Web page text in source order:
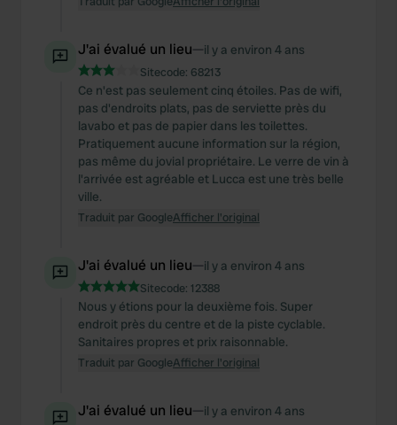
J'ai évalué un lieu—il y a environ 4 ans
Sitecode: 68213
Ce n'est pas seulement cinq étoiles. Pas de wifi,
pas d'endroits plats, pas de serviette près du
lavabo et pas de papier dans les toilettes.
Pratiquement aucune information sur la région,
pas même du jovial propriétaire. Le verre de vin à
l'arrivée est agréable et Lucca est une très belle
ville.
Traduit par GoogleAfficher l'original
J'ai évalué un lieu—il y a environ 4 ans
Sitecode: 12388
Nous y étions pour la deuxième fois. Super
endroit près du centre et de la piste cyclable.
Sanitaires propres et prix raisonnable.
Traduit par GoogleAfficher l'original
J'ai évalué un lieu—il y a environ 4 ans